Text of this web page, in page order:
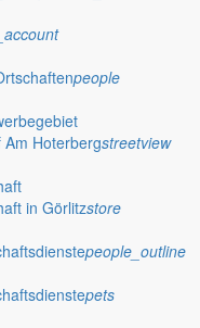
people
Hoterbergstreetview
in Görlitzstore
people_outline
pets